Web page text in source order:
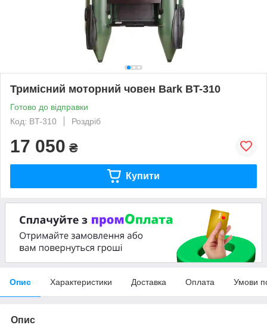
Тримісний моторний човен Bark BT-310
Готово до відправки
Код: BT-310
Роздріб
17 050 ₴
Купити
Опис Характеристики Доставка Оплата Умови
Опис